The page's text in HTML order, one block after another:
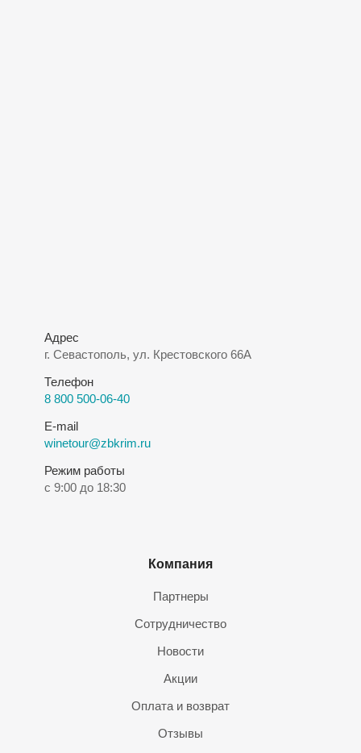
Адрес
г. Севастополь, ул. Крестовского 66А
Телефон
8 800 500-06-40
E-mail
winetour@zbkrim.ru
Режим работы
с 9:00 до 18:30
Компания
Партнеры
Сотрудничество
Новости
Акции
Оплата и возврат
Отзывы